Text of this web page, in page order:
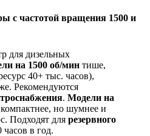
с частотой вращения 1500 и
для дизельных
на 1500 об/мин тише,
40+ тыс. часов),
Рекомендуются
. Модели на
но шумнее и
Подходят для резервного
часов в год.